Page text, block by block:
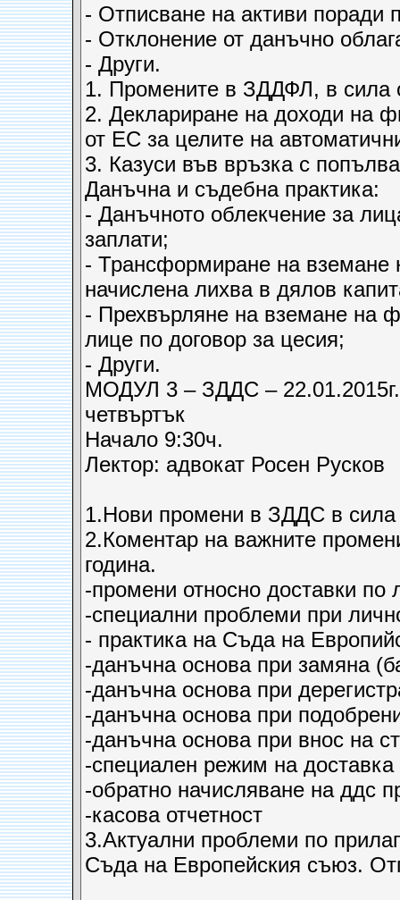
- Отписване на активи поради
- Отклонение от данъчно
- Други.
1. Промените в ЗДДФЛ, в сила
2. Деклариране на доходи на
от ЕС за целите на
3. Казуси във връзка с
Данъчна и съдебна практика:
- Данъчното облекчение за
заплати;
- Трансформиране на вземане
начислена лихва в дялов
- Прехвърляне на вземане на
лице по договор за цесия;
- Други.
МОДУЛ 3 – ЗДДС – 22.01.2015г.
четвъртък
Начало 9:30ч.
Лектор: адвокат Росен Русков
1.Нови промени в ЗДДС в сила
2.Коментар на важните
година.
-промени относно доставки по
-специални проблеми при
- практика на Съда на
-данъчна основа при замяна
-данъчна основа при
-данъчна основа при
-данъчна основа при внос на
-специален режим на доставка
-обратно начисляване на ддс
-касова отчетност
3.Актуални проблеми по
Съда на Европейския съюз.